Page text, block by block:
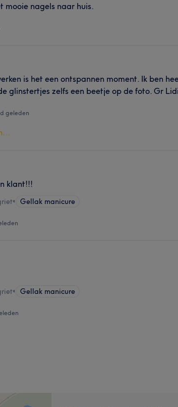
mooie nagels naar huis.
is het een ontspannen moment. Ik ben
glinstertjes zelfs een beetje op de foto. Gr
geleden
klant!!!
• Gellak manicure
• Gellak manicure